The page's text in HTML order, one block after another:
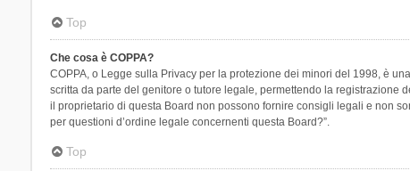
Top
Che cosa è COPPA?
COPPA, o Legge sulla Privacy per la protezione dei minori del 1998, è
scritta da parte del genitore o tutore legale, permettendo la registrazione
il proprietario di questa Board non possono fornire consigli legali e non
per questioni d’ordine legale concernenti questa Board?”.
Top